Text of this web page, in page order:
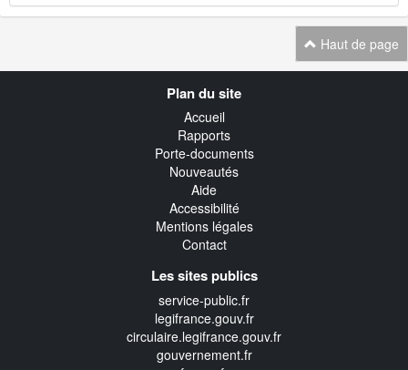
Haut de page
Plan du site
Accueil
Rapports
Porte-documents
Nouveautés
Aide
Accessibilité
Mentions légales
Contact
Les sites publics
service-public.fr
legifrance.gouv.fr
circulaire.legifrance.gouv.fr
gouvernement.fr